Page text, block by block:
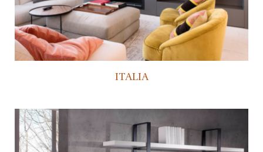
ITALIA